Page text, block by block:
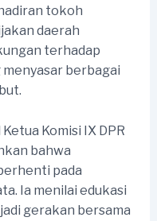
tokoh
daerah
terhadap
berbagai
Komisi IX DPR
bahwa
pada
Ia menilai edukasi
gerakan bersama